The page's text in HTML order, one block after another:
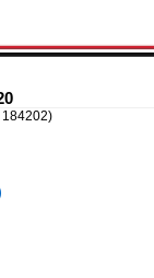
184202)